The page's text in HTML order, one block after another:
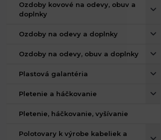
Ozdoby kovové na odevy, obuv a
doplnky
Ozdoby na odevy a doplnky
Ozdoby na odevy, obuv a doplnky
Plastová galantéria
Pletenie a háčkovanie
Pletenie, háčkovanie, vyšívanie
Polotovary k výrobe kabeliek a